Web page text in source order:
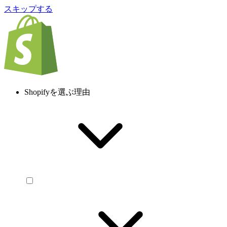
スキップする
Shopifyを選ぶ理由